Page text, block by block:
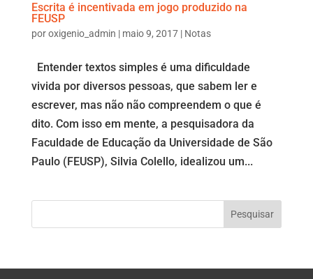
Escrita é incentivada em jogo produzido na
FEUSP
poroxigenio_admin | maio 9, 2017| Notas
Entender textos simples é uma dificuldade
vivida por diversos pessoas, que sabem ler e
escrever, mas não não compreendem o que é
dito. Com isso em mente, a pesquisadora da
Faculdade de Educação da Universidade de São
Paulo (FEUSP), Silvia Colello, idealizou um...